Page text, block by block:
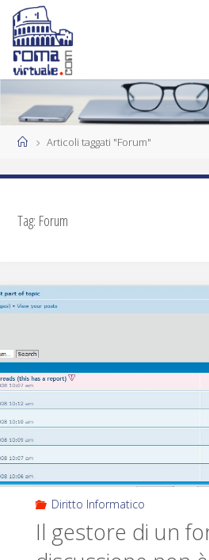
Articoli taggati "Forum"
Tag: Forum
Diritto Informatico
Il gestore di un